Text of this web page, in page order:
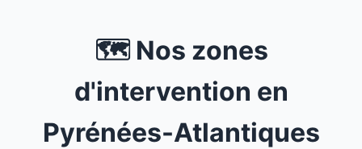
🗺️ Nos zones
d'intervention en
Pyrénées-Atlantiques